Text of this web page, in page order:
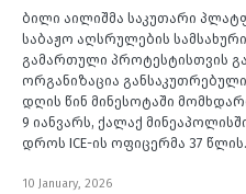
ბილი აილიშმა საკუთარი
საბაჟო აღსრულების
გამართული პროტესტისთვის
ორგანიზაცია
დღის წინ მინესოტაში
9 იანვარს, ქალაქ
დროს ICE-ის ოფიცერმა 37
10 January, 2026